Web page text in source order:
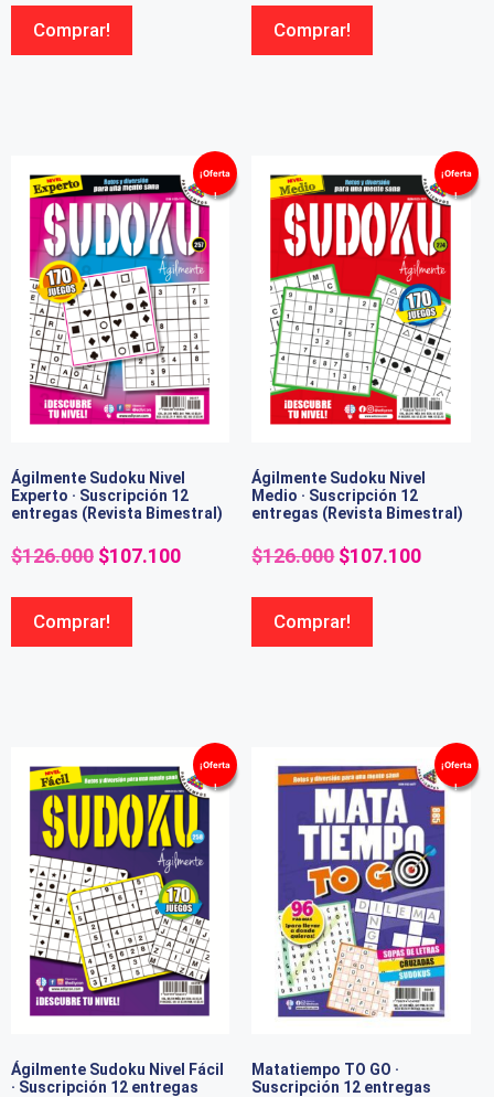
Comprar! Comprar!
¡Oferta
!
Ágilmente Sudoku Nivel
Experto · Suscripción 12
entregas (Revista Bimestral)
$126.000 $107.100
Comprar!
¡Oferta
!
Ágilmente Sudoku Nivel
Medio · Suscripción 12
entregas (Revista Bimestral)
$126.000 $107.100
Comprar!
¡Oferta
!
Ágilmente Sudoku Nivel Fácil
· Suscripción 12 entregas
¡Oferta
!
Matatiempo TO GO ·
Suscripción 12 entregas